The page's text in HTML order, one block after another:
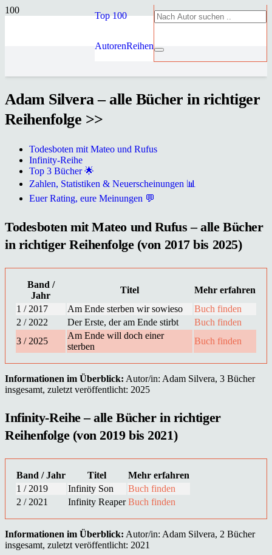
Top 100
AutorenReihen
Adam Silvera – alle Bücher in richtiger
Reihenfolge >>
Todesboten mit Mateo und Rufus
Infinity-Reihe
Top 3 Bücher 🌟
Zahlen, Statistiken & Neuerscheinungen 📊
Euer Rating, eure Meinungen 💬
Todesboten mit Mateo und Rufus – alle Bücher
in richtiger Reihenfolge (von 2017 bis 2025)
Band /
Jahr
Titel
Mehr erfahren
1 / 2017
Am Ende sterben wir sowieso
Buch finden
2 / 2022
Der Erste, der am Ende stirbt
Buch finden
3 / 2025
Am Ende will doch einer
sterben
Buch finden
Informationen im Überblick: Autor/in: Adam Silvera, 3 Bücher
insgesamt, zuletzt veröffentlicht: 2025
Infinity-Reihe – alle Bücher in richtiger
Reihenfolge (von 2019 bis 2021)
Band / Jahr Titel
Mehr erfahren
1 / 2019
Infinity Son
Buch finden
2 / 2021
Infinity Reaper Buch finden
Informationen im Überblick: Autor/in: Adam Silvera, 2 Bücher
insgesamt, zuletzt veröffentlicht: 2021